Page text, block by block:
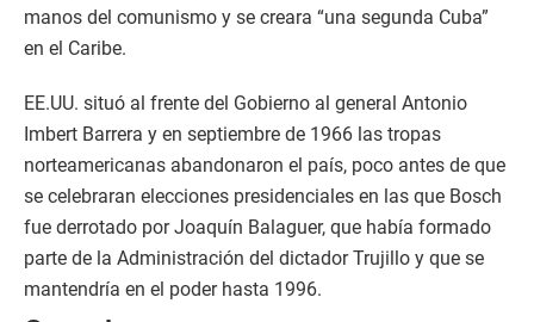
manos del comunismo y se creara “una segunda Cuba”
en el Caribe.
EE.UU. situó al frente del Gobierno al general Antonio
Imbert Barrera y en septiembre de 1966 las tropas
norteamericanas abandonaron el país, poco antes de que
se celebraran elecciones presidenciales en las que Bosch
fue derrotado por Joaquín Balaguer, que había formado
parte de la Administración del dictador Trujillo y que se
mantendría en el poder hasta 1996.